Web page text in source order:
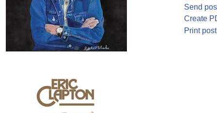
Send
Create
Print post